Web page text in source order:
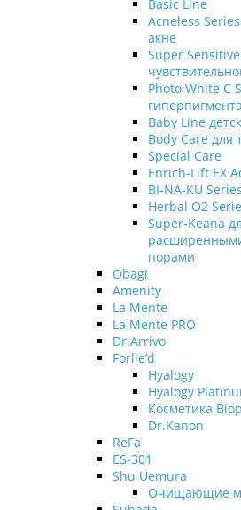
Basic Line
Acneless
акне
Super
Photo White C
Baby Line
Body Care для
Special Care
Enrich-Lift EX
BI-NA-KU Series
Herbal O2
Super-Keana
порами
Obagi
Amenity
La Mente
La Mente PRO
Dr.Arrivo
Forlle’d
Hyalogy
Hyalogy
Косметика
Dr.Kanon
ReFa
ES-301
Shu Uemura
Очищающие